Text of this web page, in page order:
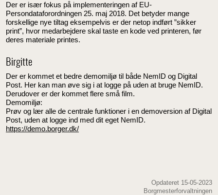
Der er især fokus på implementeringen af EU-
Persondataforordningen 25. maj 2018. Det betyder mange
forskellige nye tiltag eksempelvis er der netop indført ”sikker
print”, hvor medarbejdere skal taste en kode ved printeren, før
deres materiale printes.
Birgitte
Der er kommet et bedre demomiljø til både NemID og Digital
Post. Her kan man øve sig i at logge på uden at bruge NemID.
Derudover er der kommet flere små film.
Demomiljø:
Prøv og lær alle de centrale funktioner i en demoversion af Digital
Post, uden at logge ind med dit eget NemID.
https://demo.borger.dk/
Opdateret 15-05-2023
Borgmesterforvaltningen